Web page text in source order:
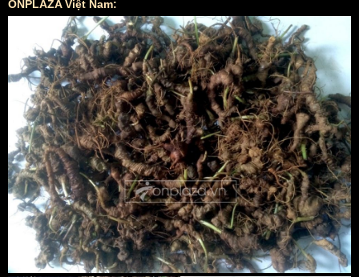
ONPLAZA Việt Nam: